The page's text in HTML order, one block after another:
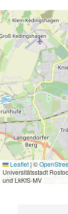
Leaflet | ©
Universitätsstadt
und LkKfS-MV